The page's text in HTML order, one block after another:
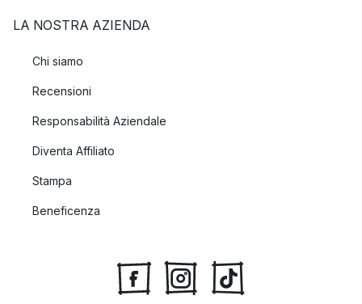
LA NOSTRA AZIENDA
Chi siamo
Recensioni
Responsabilità Aziendale
Diventa Affiliato
Stampa
Beneficenza